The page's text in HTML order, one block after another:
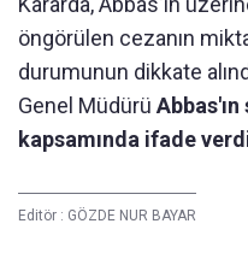
öngörülen cezanın
durumunun dikkate
Genel Müdürü
kapsamında ifade
Editör : GÖZDE NUR BAYAR